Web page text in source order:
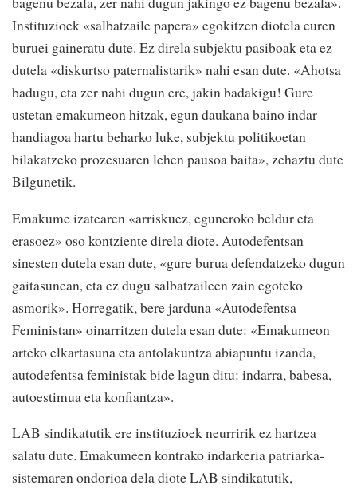
Instituzioek «salbatzaile papera» egokitzen diotela euren
buruei gaineratu dute. Ez direla subjektu pasiboak eta ez
dutela «diskurtso paternalistarik» nahi esan dute. «Ahotsa
badugu, eta zer nahi dugun ere, jakin badakigu! Gure
ustetan emakumeon hitzak, egun daukana baino indar
handiagoa hartu beharko luke, subjektu politikoetan
bilakatzeko prozesuaren lehen pausoa baita», zehaztu dute
Bilgunetik.
Emakume izatearen «arriskuez, eguneroko beldur eta
erasoez» oso kontziente direla diote. Autodefentsan
sinesten dutela esan dute, «gure burua defendatzeko dugun
gaitasunean, eta ez dugu salbatzaileen zain egoteko
asmorik». Horregatik, bere jarduna «Autodefentsa
Feministan» oinarritzen dutela esan dute: «Emakumeon
arteko elkartasuna eta antolakuntza abiapuntu izanda,
autodefentsa feministak bide lagun ditu: indarra, babesa,
autoestimua eta konfiantza».
LAB sindikatutik ere instituzioek neurririk ez hartzea
salatu dute. Emakumeen kontrako indarkeria patriarka-
sistemaren ondorioa dela diote LAB sindikatutik,